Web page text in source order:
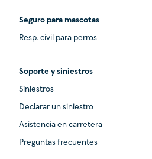
Seguro para mascotas
Resp. civil para perros
Soporte y siniestros
Siniestros
Declarar un siniestro
Asistencia en carretera
Preguntas frecuentes